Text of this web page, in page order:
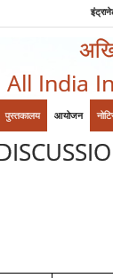
All India
पुस्तकालय आयोजन